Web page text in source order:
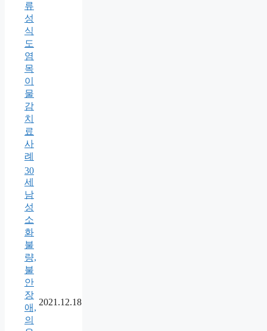
류
성
식
도
염
목
이
물
감
치
료
사
례
30
세
남
성
소
화
불
량,
불
안
장
애,
의
2021.12.18